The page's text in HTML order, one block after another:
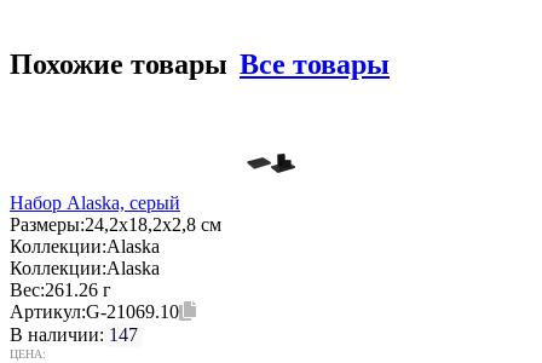
Похожие товары Все товары
Набор Alaska, серый
Размеры:24,2х18,2х2,8 см
Коллекции:Alaska
Коллекции:Alaska
Вес:261.26 г
Артикул:G-21069.10
В наличии: 147
ЦЕНА: